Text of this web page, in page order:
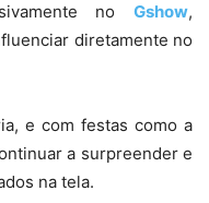
no Gshow,
diretamente no
e com festas como a
a surpreender e
na tela.